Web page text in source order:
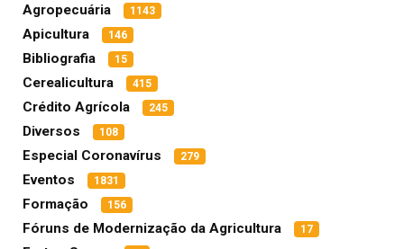
Agropecuária 1143
Apicultura 146
Bibliografia 15
Cerealicultura 415
Crédito Agrícola 245
Diversos 108
Especial Coronavírus 279
Eventos 1831
Formação 156
Fóruns de Modernização da Agricultura 17